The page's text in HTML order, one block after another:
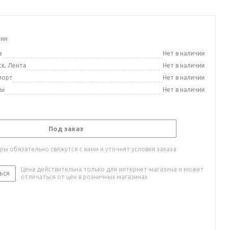
Нет в наличии
Лента
Нет в наличии
Нет в наличии
Нет в наличии
Под заказ
обязательно свяжутся с вами и уточнят условия заказа
Цена действительна только для интернет-магазина и может
отличаться от цен в розничных магазинах